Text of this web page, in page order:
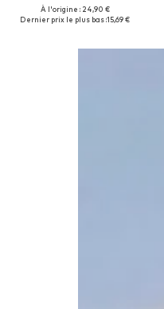
Disponible en plusieurs tailles
À l'origine : 24,90 €
Dernier prix le plus bas :15,69 €